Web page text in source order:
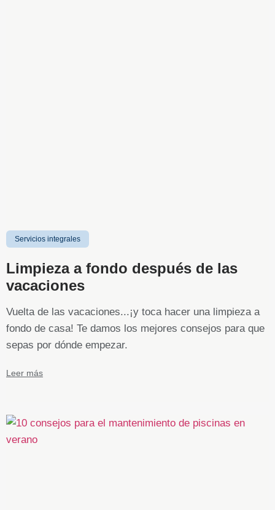
Servicios integrales
Limpieza a fondo después de las
vacaciones
Vuelta de las vacaciones...¡y toca hacer una limpieza a
fondo de casa! Te damos los mejores consejos para que
sepas por dónde empezar.
Leer más